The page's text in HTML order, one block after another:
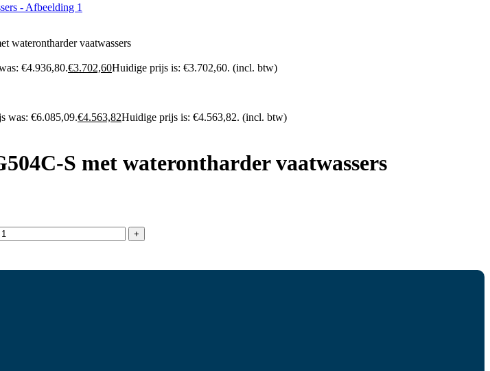
waterontharder vaatwassers
€4.936,80.€3.702,60Huidige prijs is: €3.702,60. (incl. btw)
was: €6.085,09.€4.563,82Huidige prijs is: €4.563,82. (incl. btw)
S met waterontharder vaatwassers